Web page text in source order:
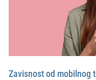
Zavisnost od mobilnog